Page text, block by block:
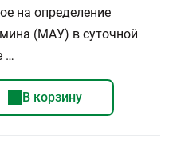
на определение
(МАУ) в суточной
…
В корзину